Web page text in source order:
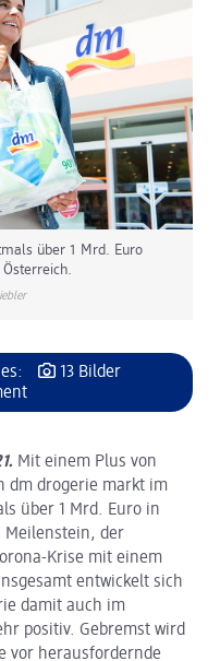
über 1 Mrd. Euro
13 Bilder
Mit einem Plus von
dm drogerie markt im
über 1 Mrd. Euro in
Meilenstein, der
Krise mit einem
entwickelt sich
damit auch im
positiv. Gebremst wird
vor herausfordernde